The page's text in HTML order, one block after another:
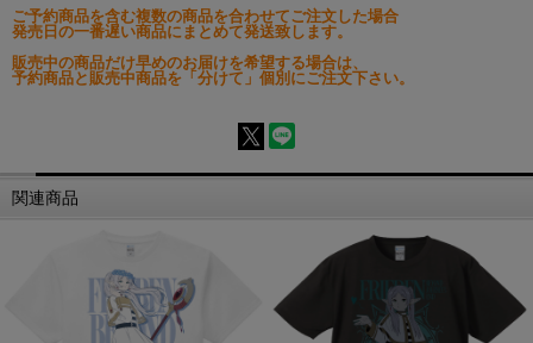
ご予約商品を含む複数の商品を合わせてご注文した場合
発売日の一番遅い商品にまとめて発送致します。
販売中の商品だけ早めのお届けを希望する場合は、
予約商品と販売中商品を「分けて」個別にご注文下さい。
関連商品